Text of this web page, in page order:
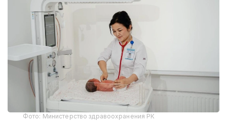
Фото: Министерство здравоохранения РК